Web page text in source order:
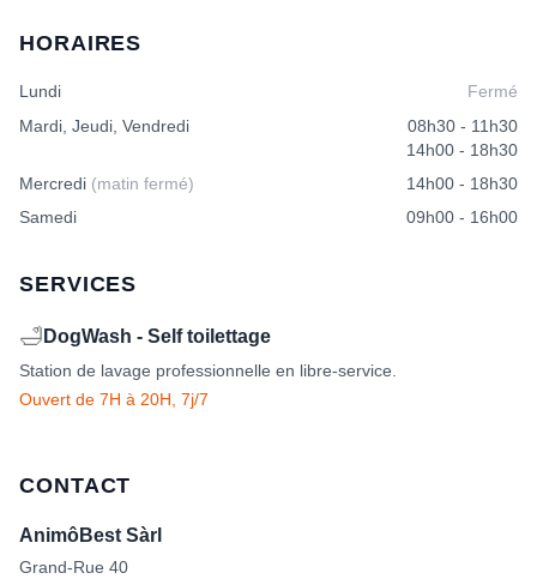
HORAIRES
Lundi
Fermé
Mardi, Jeudi, Vendredi
08h30 - 11h30
14h00 - 18h30
Mercredi (matin fermé)
14h00 - 18h30
Samedi
09h00 - 16h00
SERVICES
🛁 DogWash - Self toilettage
Station de lavage professionnelle en libre-service.
Ouvert de 7H à 20H, 7j/7
CONTACT
AnimôBest Sàrl
Grand-Rue 40